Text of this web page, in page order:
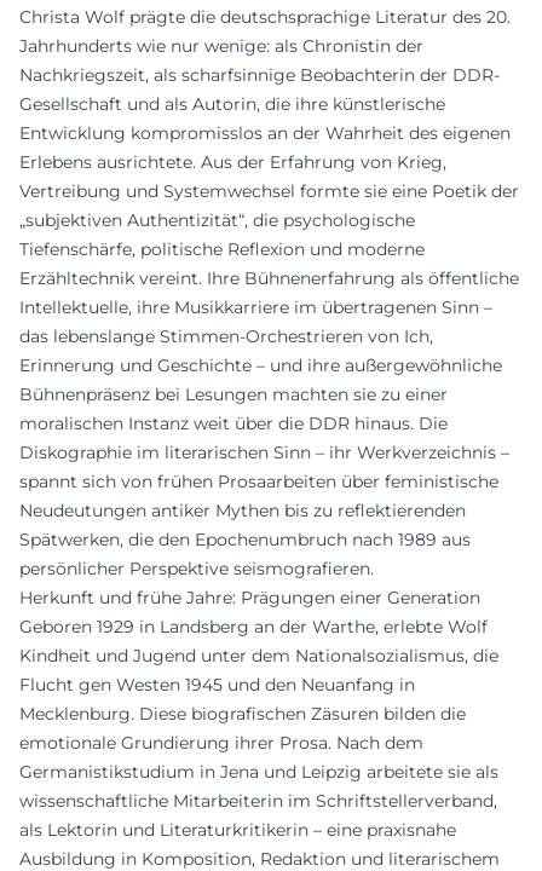
Christa Wolf prägte die deutschsprachige Literatur des 20.
Jahrhunderts wie nur wenige: als Chronistin der
Nachkriegszeit, als scharfsinnige Beobachterin der DDR-
Gesellschaft und als Autorin, die ihre künstlerische
Entwicklung kompromisslos an der Wahrheit des eigenen
Erlebens ausrichtete. Aus der Erfahrung von Krieg,
Vertreibung und Systemwechsel formte sie eine Poetik der
„subjektiven Authentizität“, die psychologische
Tiefenschärfe, politische Reflexion und moderne
Erzähltechnik vereint. Ihre Bühnenerfahrung als öffentliche
Intellektuelle, ihre Musikkarriere im übertragenen Sinn –
das lebenslange Stimmen-Orchestrieren von Ich,
Erinnerung und Geschichte – und ihre außergewöhnliche
Bühnenpräsenz bei Lesungen machten sie zu einer
moralischen Instanz weit über die DDR hinaus. Die
Diskographie im literarischen Sinn – ihr Werkverzeichnis –
spannt sich von frühen Prosaarbeiten über feministische
Neudeutungen antiker Mythen bis zu reflektierenden
Spätwerken, die den Epochenumbruch nach 1989 aus
persönlicher Perspektive seismografieren.
Herkunft und frühe Jahre: Prägungen einer Generation
Geboren 1929 in Landsberg an der Warthe, erlebte Wolf
Kindheit und Jugend unter dem Nationalsozialismus, die
Flucht gen Westen 1945 und den Neuanfang in
Mecklenburg. Diese biografischen Zäsuren bilden die
emotionale Grundierung ihrer Prosa. Nach dem
Germanistikstudium in Jena und Leipzig arbeitete sie als
wissenschaftliche Mitarbeiterin im Schriftstellerverband,
als Lektorin und Literaturkritikerin – eine praxisnahe
Ausbildung in Komposition, Redaktion und literarischem